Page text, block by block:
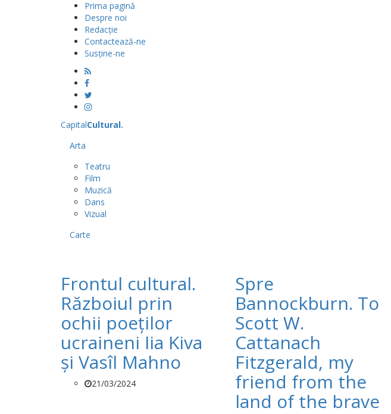
Prima pagină
Despre noi
Redacție
Contactează-ne
Susține-ne
CapitalCultural.
Arta
Teatru
Film
Muzică
Dans
Vizual
Carte
Frontul cultural.
Războiul prin
ochii poeților
ucraineni Iia Kiva
și Vasîl Mahno
21/03/2024
Spre
Bannockburn. To
Scott W.
Cattanach
Fitzgerald, my
friend from the
land of the brave